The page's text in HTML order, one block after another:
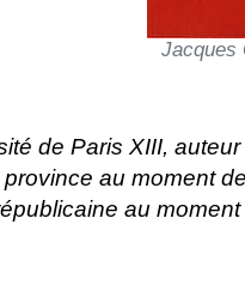
Jacques
de Paris XIII,
au moment
au